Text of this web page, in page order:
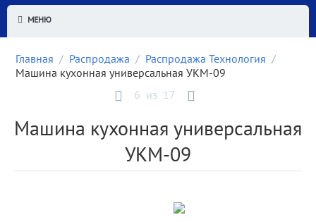
МЕНЮ
Главная / Распродажа / Распродажа Технология /
Машина кухонная универсальная УКМ-09
6 из 17
Машина кухонная универсальная
УКМ-09